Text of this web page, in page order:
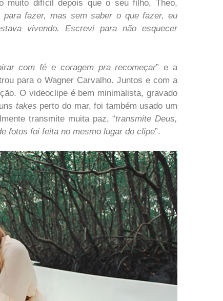
muito difícil depois que o seu filho, Theo,
para fazer, mas sem saber o que fazer, eu
vivendo. Escrevi para não esquecer
com fé e coragem pra recomeçar” e a
para o Wagner Carvalho. Juntos e com a
O videoclipe é bem minimalista, gravado
takes perto do mar, foi também usado um
transmite muita paz, “transmite Deus,
fotos foi feita no mesmo lugar do clipe”.